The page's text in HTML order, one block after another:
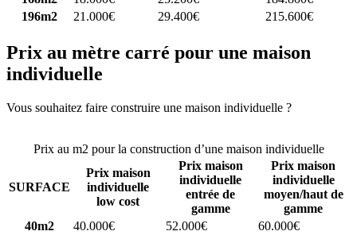
196m2
21.000€ 29.400€ 215.600€
Prix au mètre carré pour une maison
individuelle
Vous souhaitez faire construire une maison individuelle ?
Prix au m2 pour la construction d’une maison individuelle
SURFACE
Prix maison
individuelle
low cost
Prix maison
individuelle
entrée de
gamme
Prix maison
individuelle
moyen/haut de
gamme
40m2
40.000€ 52.000€
60.000€